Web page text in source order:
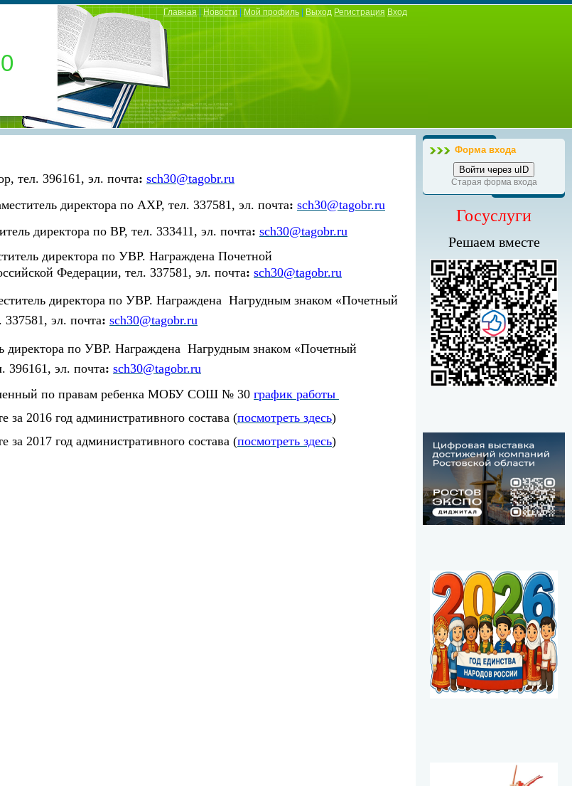
Главная|Новости|Мой профиль Выход Регистрация Вход
тел. 396161, эл. почта: sch30@tagobr.ru
директора по АХР, тел. 337581, эл. почта: sch30@tagobr.ru
директора по ВР, тел. 333411, эл. почта: sch30@tagobr.ru
директора по УВР. Награждена Почетной
Федерации, тел. 337581, эл. почта: sch30@tagobr.ru
директора по УВР. Награждена Нагрудным знаком «Почетный
337581, эл. почта: sch30@tagobr.ru
директора по УВР. Награждена Нагрудным знаком «Почетный
396161, эл. почта: sch30@tagobr.ru
по правам ребенка МОБУ СОШ № 30 график работы
2016 год административного состава (посмотреть здесь)
2017 год административного состава (посмотреть здесь)
Форма входа
Войти через uID
Старая форма входа
Госуслуги
Решаем вместе